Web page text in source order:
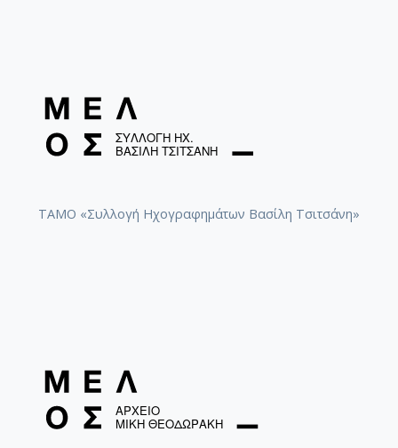
ΤΑΜΟ «Συλλογή Ηχογραφημάτων Βασίλη Τσιτσάνη»